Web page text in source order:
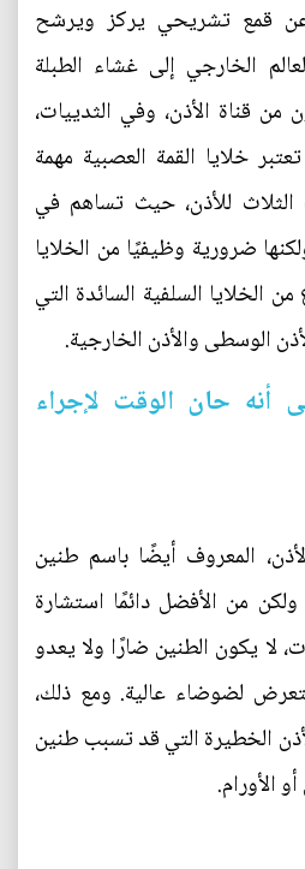
عن قمع تشريحي يركز ويرشح
الخارجي إلى غشاء الطبلة
قناة الأذن، وفي الثدييات،
خلايا القمة العصبية مهمة
للأذن، حيث تساهم في
ضرورية وظيفيًا من الخلايا
الخلايا السلفية السائدة التي
الوسطى والأذن الخارجية.
أنه حان الوقت لإجراء
المعروف أيضًا باسم طنين
من الأفضل دائمًا استشارة
لا يكون الطنين ضارًا ولا يعدو
لضوضاء عالية. ومع ذلك،
الخطيرة التي قد تسبب طنين
الأورام.